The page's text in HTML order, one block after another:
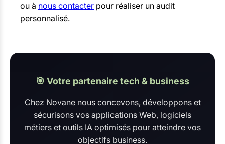
ou à nous contacter pour réaliser un audit
personnalisé.
🎯 Votre partenaire tech & business
Chez Novane nous concevons, développons et
sécurisons vos applications Web, logiciels
métiers et outils IA optimisés pour atteindre vos
objectifs business.